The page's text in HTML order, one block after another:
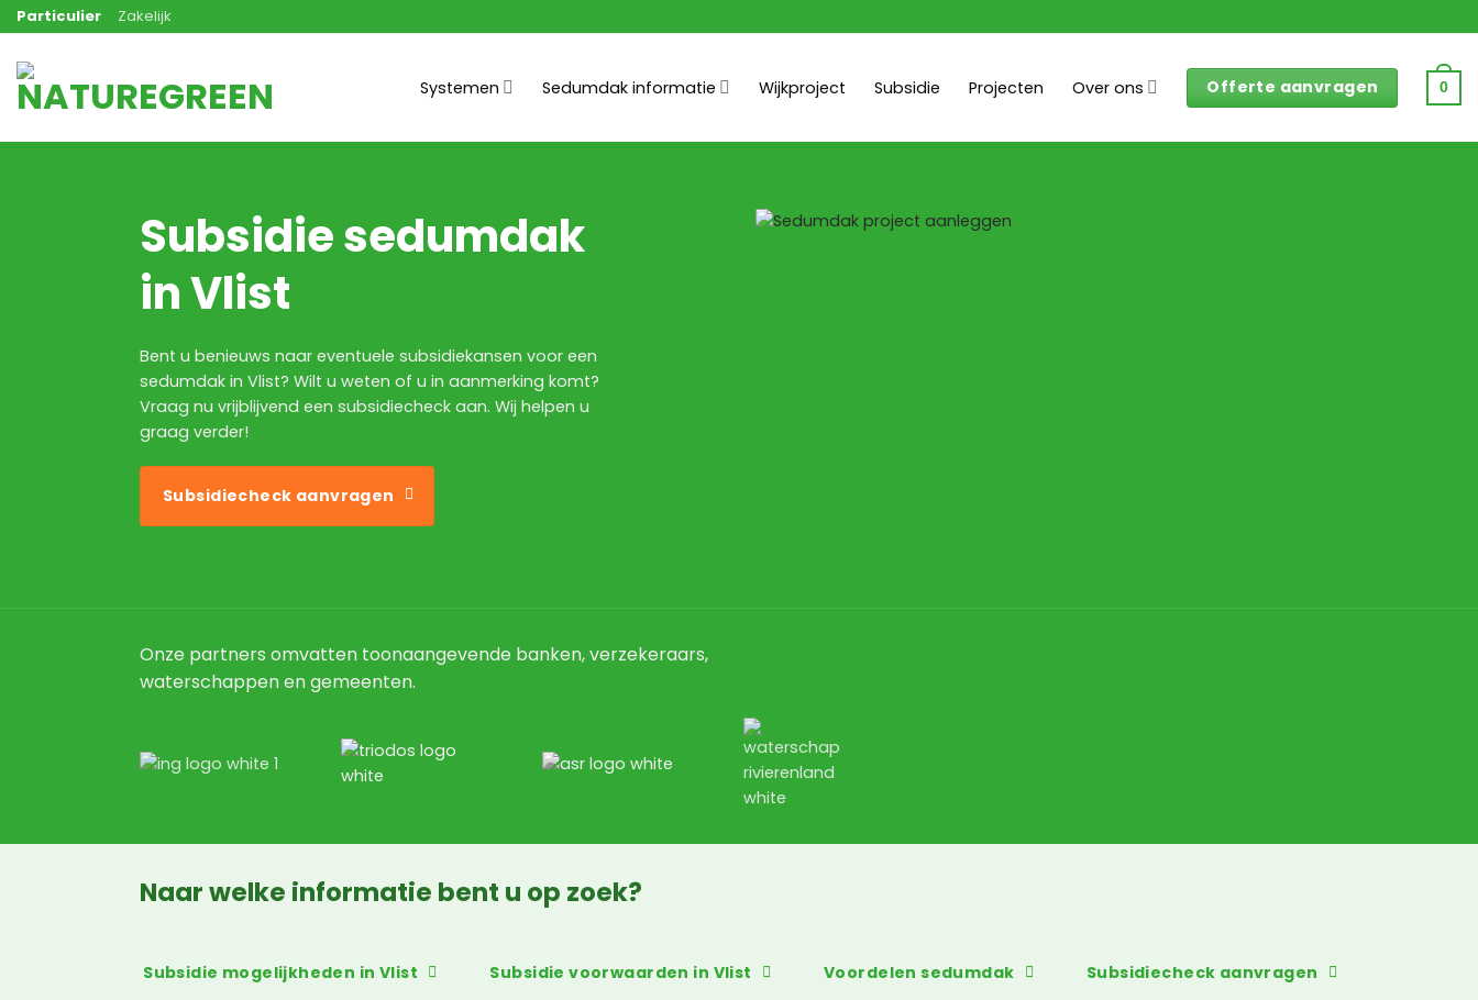
Ga
naar
inhoud
Particulier Zakelijk
Systemen Sedumdak informatie Wijkproject Subsidie Projecten Over ons Offerte aanvragen 0
Subsidie sedumdak
in Vlist
Bent u benieuws naar eventuele subsidiekansen voor een
sedumdak in Vlist? Wilt u weten of u in aanmerking komt?
Vraag nu vrijblijvend een subsidiecheck aan. Wij helpen u
graag verder!
Subsidiecheck aanvragen
Onze partners omvatten toonaangevende banken, verzekeraars,
waterschappen en gemeenten.
Naar welke informatie bent u op zoek?
Subsidie mogelijkheden in Vlist Subsidie voorwaarden in Vlist Voordelen sedumdak Subsidiecheck aanvragen